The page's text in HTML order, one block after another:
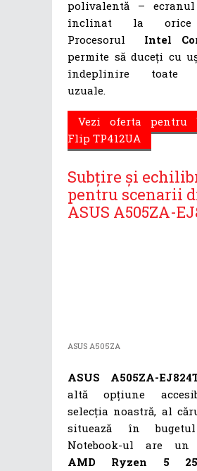
polivalentă –
înclinat la orice
Procesorul Intel
permite să duceți cu
îndeplinire toate
uzuale.
Vezi oferta pentru
Flip TP412UA
Subțire și
pentru scenarii
ASUS A505ZA-
ASUS A505ZA
ASUS A505ZA-
altă opțiune
selecția noastră, al
situează în
Notebook-ul are un
AMD Ryzen 5